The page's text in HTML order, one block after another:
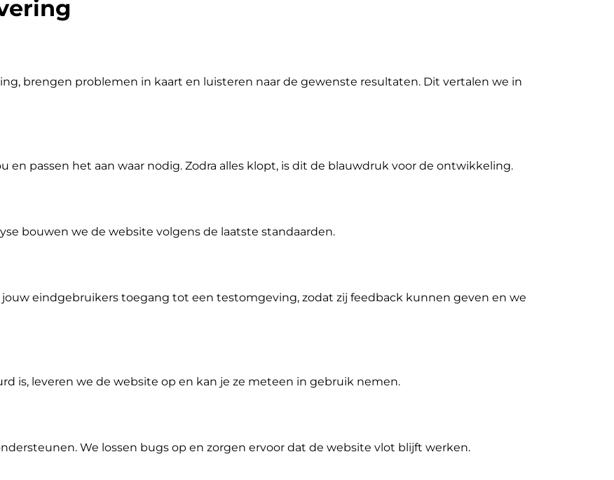
brengen problemen in kaart en luisteren naar de gewenste resultaten. Dit vertalen we in
passen het aan waar nodig. Zodra alles klopt, is dit de blauwdruk voor de ontwikkeling.
bouwen we de website volgens de laatste standaarden.
eindgebruikers toegang tot een testomgeving, zodat zij feedback kunnen geven en we
is, leveren we de website op en kan je ze meteen in gebruik nemen.
We lossen bugs op en zorgen ervoor dat de website vlot blijft werken.